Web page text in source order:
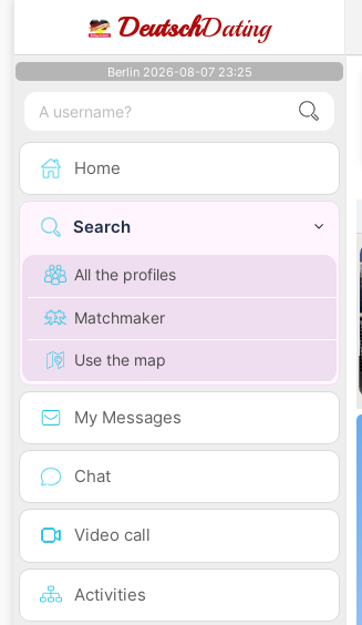
DeutschDating
Berlin 2026-08-07 23:25
Home
Search
All the profiles
Matchmaker
Use the map
My Messages
Chat
Video call
Activities